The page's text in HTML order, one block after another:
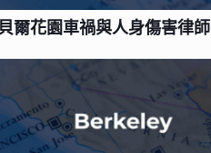
貝爾花園車禍與人身傷害律師